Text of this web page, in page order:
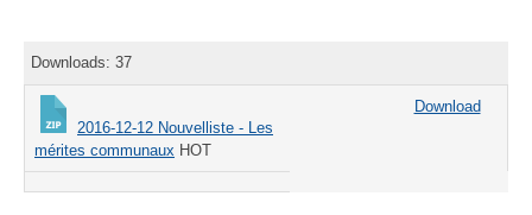
Downloads: 37
2016-12-12 Nouvelliste - Les
mérites communaux HOT
Download